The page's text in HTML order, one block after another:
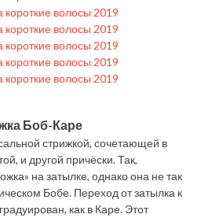
Боб-Каре
стрижкой, сочетающей в
и другой причёски. Так,
на затылке, однако она не так
Бобе. Переход от затылка к
как в Каре. Этот